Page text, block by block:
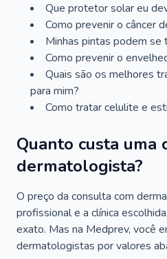
Que protetor solar eu
Como prevenir o câncer
Minhas pintas podem se
Como prevenir o
Quais são os melhores
para mim?
Como tratar celulite e
Quanto custa uma
dermatologista?
O preço da consulta com
profissional e a clínica
exato. Mas na Medprev, você
dermatologistas por valores